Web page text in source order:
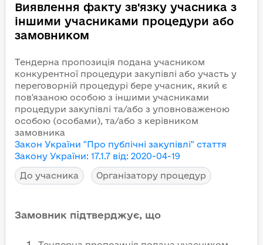
Виявлення факту зв'язку учасника з
іншими учасниками процедури або
замовником
Тендерна пропозиція подана учасником
конкурентної процедури закупівлі або участь у
переговорній процедурі бере учасник, який є
пов'язаною особою з іншими учасниками
процедури закупівлі та/або з уповноваженою
особою (особами), та/або з керівником
замовника
Закон України "Про публічні закупівлі" стаття
Закону України: 17.1.7 від: 2020-04-19
До учасника
Організатору процедур
Замовник підтверджує, що